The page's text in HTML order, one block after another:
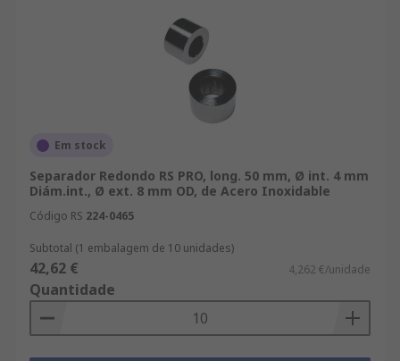
Em stock
Separador Redondo RS PRO, long. 50 mm, Ø int. 4 mm
Diám.int., Ø ext. 8 mm OD, de Acero Inoxidable
Código RS 224-0465
Subtotal (1 embalagem de 10 unidades)
42,62 € 4,262 €/unidade
Quantidade